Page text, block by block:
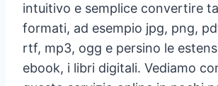
intuitivo e semplice convertire
formati, ad esempio jpg, png,
rtf, mp3, ogg e persino le
ebook, i libri digitali. Vediamo